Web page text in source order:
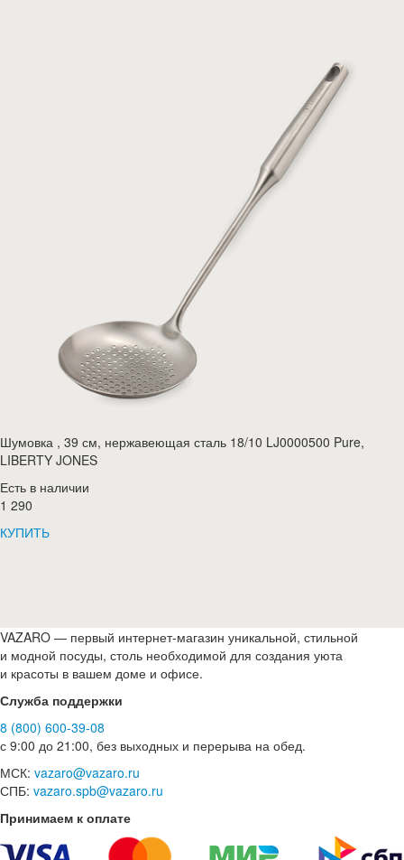
Шумовка , 39 см, нержавеющая сталь 18/10 LJ0000500 Pure,
LIBERTY JONES
Есть в наличии
1 290
КУПИТЬ
VAZARO — первый интернет-магазин уникальной, стильной
и модной посуды, столь необходимой для создания уюта
и красоты в вашем доме и офисе.
Служба поддержки
8 (800) 600-39-08
с 9:00 до 21:00, без выходных и перерыва на обед.
МСК: vazaro@vazaro.ru
СПБ: vazaro.spb@vazaro.ru
Принимаем к оплате